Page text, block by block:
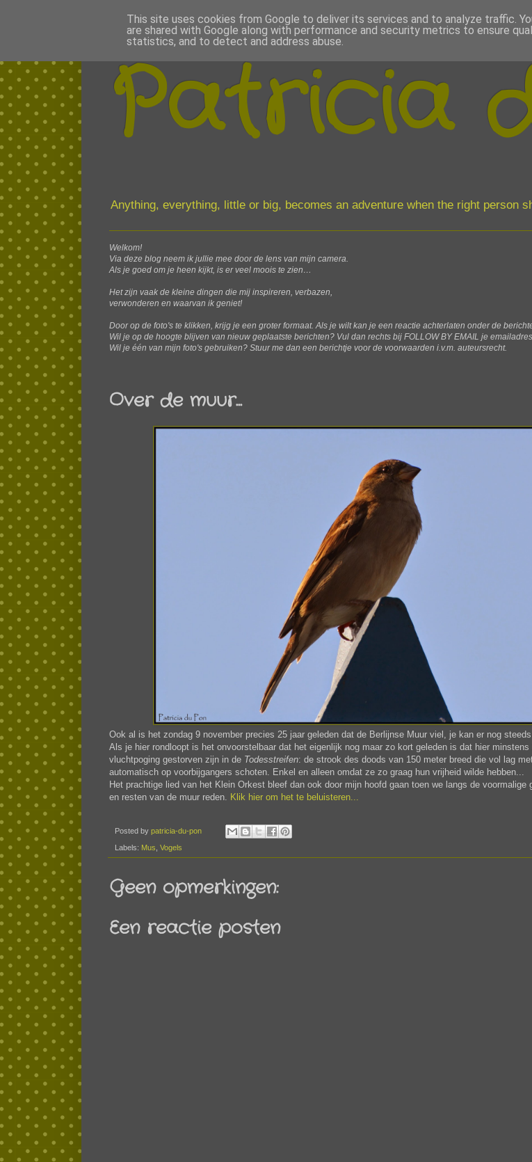
Patricia
Anything, everything, little or big, becomes an adventure when the right person
Welkom!
Via deze blog neem ik jullie mee door de lens van mijn camera.
Als je goed om je heen kijkt, is er veel moois te zien…
Het zijn vaak de kleine dingen die mij inspireren, verbazen,
verwonderen en waarvan ik geniet!
Door op de foto's te klikken, krijg je een groter formaat. Als je wilt kan je een reactie achterlaten onder de
Wil je op de hoogte blijven van nieuw geplaatste berichten? Vul dan rechts bij FOLLOW BY EMAIL je
Wil je één van mijn foto's gebruiken? Stuur me dan een berichtje voor de voorwaarden i.v.m. auteursrecht.
Over de muur...
Ook al is het zondag 9 november precies 25 jaar geleden dat de Berlijnse Muur viel, je kan er nog
Als je hier rondloopt is het onvoorstelbaar dat het eigenlijk nog maar zo kort geleden is dat hier
vluchtpoging gestorven zijn in de Todesstreifen: de strook des doods van 150 meter breed die vol lag
automatisch op voorbijgangers schoten. Enkel en alleen omdat ze zo graag hun vrijheid wilde hebben...
Het prachtige lied van het Klein Orkest bleef dan ook door mijn hoofd gaan toen we langs de voormalige
en resten van de muur reden. Klik hier om het te beluisteren...
Posted by patricia-du-pon
Labels: Mus, Vogels
Geen opmerkingen:
Een reactie posten
This site uses cookies from Google to deliver its services and to analyze traffic.
are shared with Google along with performance and security metrics to ensure
statistics, and to detect and address abuse.